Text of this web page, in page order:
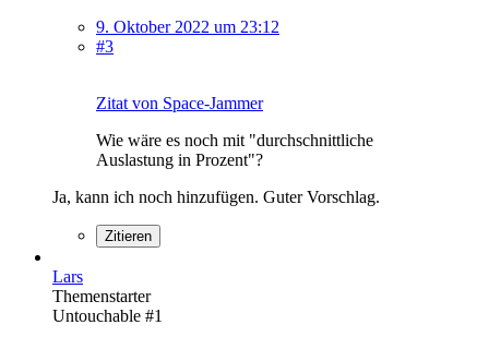
9. Oktober 2022 um 23:12
#3
Zitat von Space-Jammer
Wie wäre es noch mit "durchschnittliche
Auslastung in Prozent"?
Ja, kann ich noch hinzufügen. Guter Vorschlag.
Zitieren
Lars
Themenstarter
Untouchable #1